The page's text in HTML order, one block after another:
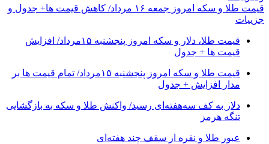
قیمت طلا و سکه امروز جمعه ۱۶ مرداد/ کاهش قیمت ها+ جدول و
جزییات
قیمت طلا، دلار و سکه امروز پنجشنبه ۱۵مرداد/ افزایش
قیمت ها + جدول
قیمت طلا و سکه امروز پنجشنبه ۱۵مرداد/ تمام قیمت ها بر
مدار افزایش + جدول
دلار به کف سه‌هفته‌ای رسید/ واکنش طلا و سکه به بازگشایی
تنگه هرمز
عبور طلا و نقره از سقف چند هفته‌ای